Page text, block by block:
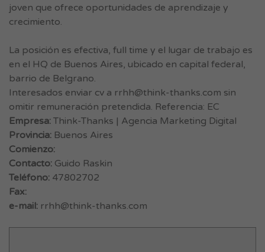
joven que ofrece oportunidades de aprendizaje y
crecimiento.
La posición es efectiva, full time y el lugar de trabajo es
en el HQ de Buenos Aires, ubicado en capital federal,
barrio de Belgrano.
Interesados enviar cv a rrhh@think-thanks.com sin
omitir remuneración pretendida. Referencia: EC
Empresa: Think-Thanks | Agencia Marketing Digital
Provincia: Buenos Aires
Comienzo:
Contacto: Guido Raskin
Teléfono: 47802702
Fax:
e-mail: rrhh@think-thanks.com